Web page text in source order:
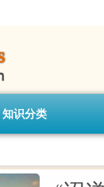
知识分类